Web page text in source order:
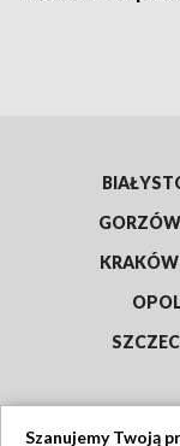
KRAKÓW
Szanujemy Twoją